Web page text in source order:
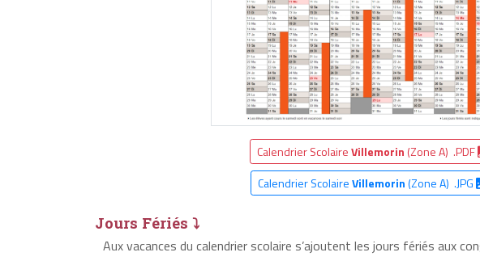
Calendrier ScolaireVillemorin (Zone A) .PDF
Calendrier ScolaireVillemorin(Zone A) .JPG
Jours Fériés ⤵
Aux vacances du calendrier scolaire s’ajoutent les jours fériés aux